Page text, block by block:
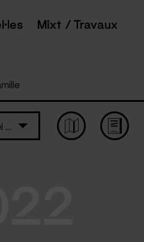
Mixt / Travaux
Centre Culturel Athanor